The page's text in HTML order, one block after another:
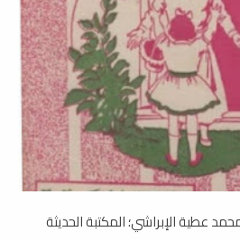
عطية الإبراشي؛ المكتبة الحديثة